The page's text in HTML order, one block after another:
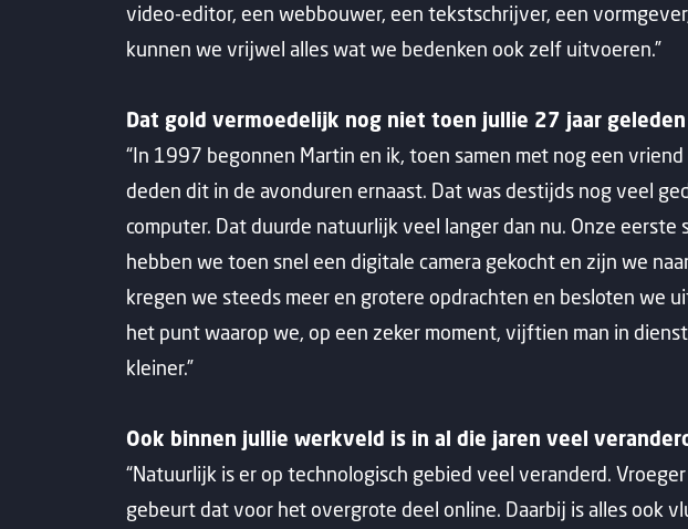
video-editor, een webbouwer, een tekstschrijver, een
kunnen we vrijwel alles wat we bedenken ook zelf uitvoeren.”
Dat gold vermoedelijk nog niet toen jullie 27 jaar
“In 1997 begonnen Martin en ik, toen samen met nog een
deden dit in de avonduren ernaast. Dat was destijds nog veel
computer. Dat duurde natuurlijk veel langer dan nu. Onze
hebben we toen snel een digitale camera gekocht en zijn we
kregen we steeds meer en grotere opdrachten en besloten we
het punt waarop we, op een zeker moment, vijftien man in
kleiner.”
Ook binnen jullie werkveld is in al die jaren veel
“Natuurlijk is er op technologisch gebied veel veranderd.
gebeurt dat voor het overgrote deel online. Daarbij is alles ook